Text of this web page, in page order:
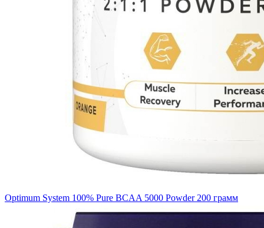
Optimum System 100% Pure BCAA 5000 Powder 200 грамм